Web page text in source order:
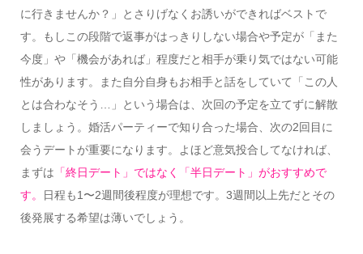
に行きませんか？」とさりげなくお誘いができればベストで
す。もしこの段階で返事がはっきりしない場合や予定が「また
今度」や「機会があれば」程度だと相手が乗り気ではない可能
性があります。また自分自身もお相手と話をしていて「この人
とは合わなそう…」という場合は、次回の予定を立てずに解散
しましょう。婚活パーティーで知り合った場合、次の2回目に
会うデートが重要になります。よほど意気投合してなければ、
まずは 「終日デート」ではなく「半日デート」がおすすめで
す。
日程も1〜2週間後程度が理想です。3週間以上先だとその
後発展する希望は薄いでしょう。